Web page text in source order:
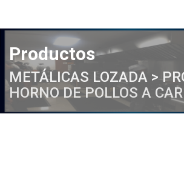
Productos
METÁLICAS LOZADA >
HORNO DE POLLOS A